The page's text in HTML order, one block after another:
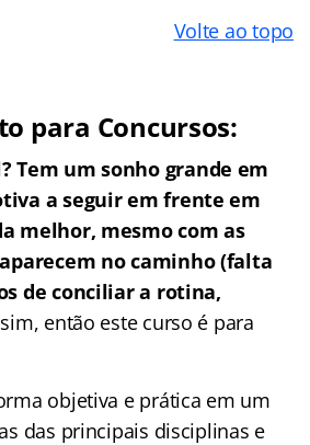
Volte ao topo
para Concursos:
Tem um sonho grande em
a seguir em frente em
melhor, mesmo com as
no caminho (falta
de conciliar a rotina,
sim, então este curso é para
objetiva e prática em um
das principais disciplinas e